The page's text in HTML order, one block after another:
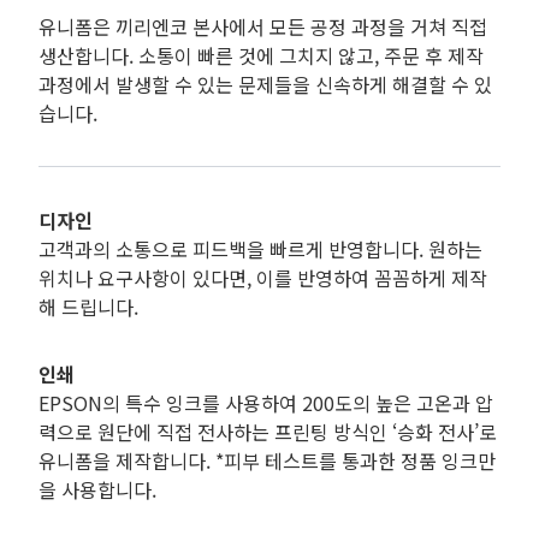
유니폼은 끼리엔코 본사에서 모든 공정 과정을 거쳐 직접
생산합니다. 소통이 빠른 것에 그치지 않고, 주문 후 제작
과정에서 발생할 수 있는 문제들을 신속하게 해결할 수 있
습니다.
디자인
고객과의 소통으로 피드백을 빠르게 반영합니다. 원하는
위치나 요구사항이 있다면, 이를 반영하여 꼼꼼하게 제작
해 드립니다.
인쇄
EPSON의 특수 잉크를 사용하여 200도의 높은 고온과 압
력으로 원단에 직접 전사하는 프린팅 방식인 ‘승화 전사’로
유니폼을 제작합니다. *피부 테스트를 통과한 정품 잉크만
을 사용합니다.